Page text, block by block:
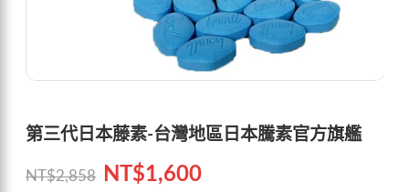
第三代日本藤素-台灣地區日本騰素官方旗艦
NT$2,858 NT$1,600